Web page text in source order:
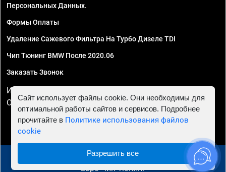
Персональных Данных.
Формы Оплаты
Удаление Сажевого Фильтра На Турбо Дизеле TDI
Чип Тюнинг BMW После 2020.06
Заказать Звонок
ИП Смирнов Георгий Павлович. ИНН 781302555843,
ОГРНИП 324470400032610
© 2010 - 2026 Чип тюнинг в Иркутске - Автосервис
"Евро Чип Тюнинг"
Сайт использует файлы cookie. Они необходимы для
оптимальной работы сайтов и сервисов. Подробнее
прочитайте в Политике использования файлов
cookie
Разрешить все